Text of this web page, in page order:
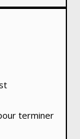
terminer